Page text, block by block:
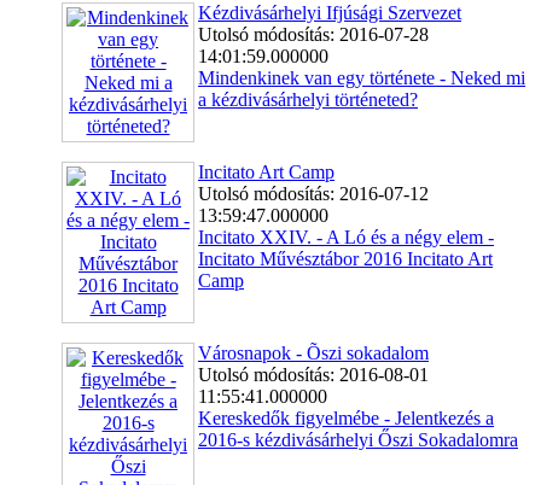
Kézdivásárhelyi Ifjúsági Szervezet
Utolsó módosítás: 2016-07-28
14:01:59.000000
Mindenkinek van egy története - Neked mi
a kézdivásárhelyi történeted?
Incitato Art Camp
Utolsó módosítás: 2016-07-12
13:59:47.000000
Incitato XXIV. - A Ló és a négy elem -
Incitato Művésztábor 2016 Incitato Art
Camp
Városnapok - Õszi sokadalom
Utolsó módosítás: 2016-08-01
11:55:41.000000
Kereskedők figyelmébe - Jelentkezés a
2016-s kézdivásárhelyi Őszi Sokadalomra